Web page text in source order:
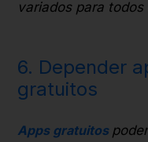
variados para todos
6. Depender
gratuitos
Apps gratuitos